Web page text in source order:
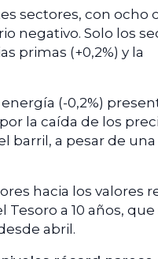
sectores, con ocho
negativo. Solo los
primas (+0,2%) y la
(-0,2%)
la caída de los
barril, a pesar de una
hacia los valores
a 10 años, que
abril.